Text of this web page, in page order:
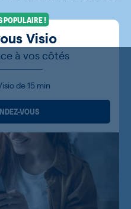
POPULAIRE !
Visio
à vos côtés
de 15 min
VOUS